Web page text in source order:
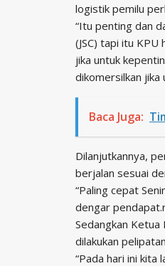
logistik pemilu
“Itu penting dan
(JSC) tapi itu
jika untuk
dikomersilkan jika
Baca Juga:
Dilanjutkannya,
berjalan sesuai
“Paling cepat
dengar
Sedangkan
dilakukan
“Pada hari ini